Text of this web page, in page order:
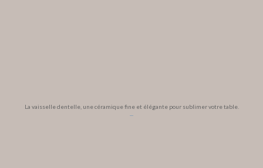
La vaisselle dentelle, une céramique fine et élégante pour sublimer votre table.